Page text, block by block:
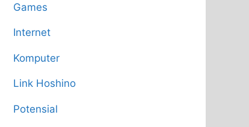
Games
Internet
Komputer
Link Hoshino
Potensial